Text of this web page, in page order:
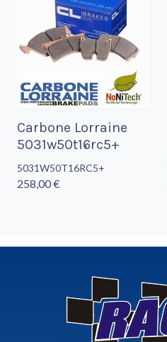
Carbone Lorraine
5031w50t16rc5+
5031W50T16RC5+
258,00 €